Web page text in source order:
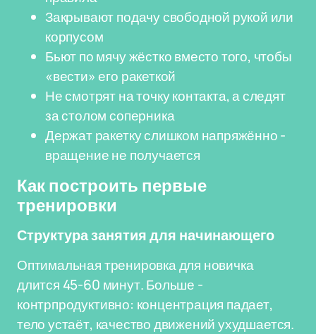
Закрывают подачу свободной рукой или
корпусом
Бьют по мячу жёстко вместо того, чтобы
«вести» его ракеткой
Не смотрят на точку контакта, а следят
за столом соперника
Держат ракетку слишком напряжённо -
вращение не получается
Как построить первые
тренировки
Структура занятия для начинающего
Оптимальная тренировка для новичка
длится 45-60 минут. Больше -
контрпродуктивно: концентрация падает,
тело устаёт, качество движений ухудшается.